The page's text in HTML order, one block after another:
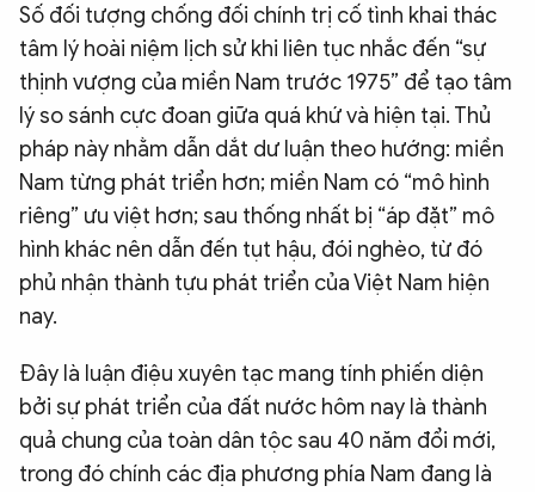
Số đối tượng chống đối chính trị cố tình khai thác
tâm lý hoài niệm lịch sử khi liên tục nhắc đến “sự
thịnh vượng của miền Nam trước 1975” để tạo tâm
lý so sánh cực đoan giữa quá khứ và hiện tại. Thủ
pháp này nhằm dẫn dắt dư luận theo hướng: miền
Nam từng phát triển hơn; miền Nam có “mô hình
riêng” ưu việt hơn; sau thống nhất bị “áp đặt” mô
hình khác nên dẫn đến tụt hậu, đói nghèo, từ đó
phủ nhận thành tựu phát triển của Việt Nam hiện
nay.
Đây là luận điệu xuyên tạc mang tính phiến diện
bởi sự phát triển của đất nước hôm nay là thành
quả chung của toàn dân tộc sau 40 năm đổi mới,
trong đó chính các địa phương phía Nam đang là